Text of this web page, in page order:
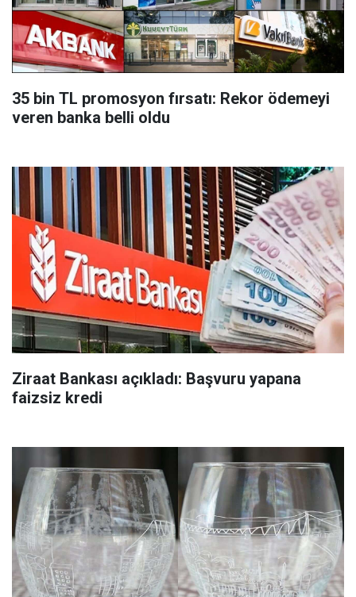
35 bin TL promosyon fırsatı: Rekor ödemeyi
veren banka belli oldu
Ziraat Bankası açıkladı: Başvuru yapana
faizsiz kredi